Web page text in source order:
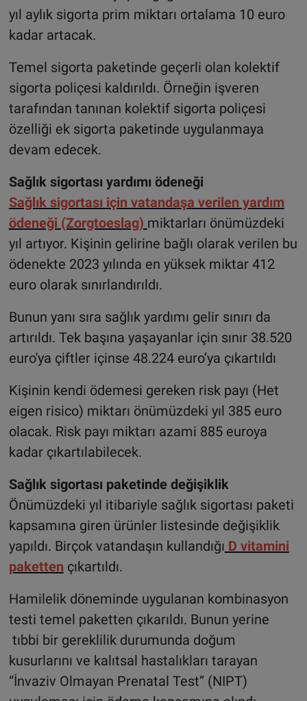
yıl aylık sigorta prim miktarı ortalama 10 euro
kadar artacak.
Temel sigorta paketinde geçerli olan kolektif
sigorta poliçesi kaldırıldı. Örneğin işveren
tarafından tanınan kolektif sigorta poliçesi
özelliği ek sigorta paketinde uygulanmaya
devam edecek.
Sağlık sigortası yardımı ödeneği
Sağlık sigortası için vatandaşa verilen yardım
ödeneği (Zorgtoeslag) miktarları önümüzdeki
yıl artıyor. Kişinin gelirine bağlı olarak verilen bu
ödenekte 2023 yılında en yüksek miktar 412
euro olarak sınırlandırıldı.
Bunun yanı sıra sağlık yardımı gelir sınırı da
artırıldı. Tek başına yaşayanlar için sınır 38.520
euro'ya çiftler içinse 48.224 euro’ya çıkartıldı
Kişinin kendi ödemesi gereken risk payı (Het
eigen risico) miktarı önümüzdeki yıl 385 euro
olacak. Risk payı miktarı azami 885 euroya
kadar çıkartılabilecek.
Sağlık sigortası paketinde değişiklik
Önümüzdeki yıl itibariyle sağlık sigortası paketi
kapsamına giren ürünler listesinde değişiklik
yapıldı. Birçok vatandaşın kullandığı D vitamini
paketten çıkartıldı.
Hamilelik döneminde uygulanan kombinasyon
testi temel paketten çıkarıldı. Bunun yerine
tıbbi bir gereklilik durumunda doğum
kusurlarını ve kalıtsal hastalıkları tarayan
“İnvaziv Olmayan Prenatal Test” (NIPT)